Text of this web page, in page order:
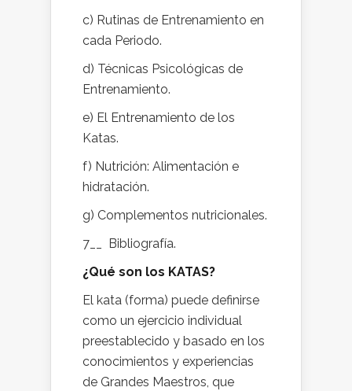
c) Rutinas de Entrenamiento en
cada Periodo.
d) Técnicas Psicológicas de
Entrenamiento.
e) El Entrenamiento de los
Katas.
f) Nutrición: Alimentación e
hidratación.
g) Complementos nutricionales.
7__ Bibliografía.
¿Qué son los KATAS?
El kata (forma) puede definirse
como un ejercicio individual
preestablecido y basado en los
conocimientos y experiencias
de Grandes Maestros, que